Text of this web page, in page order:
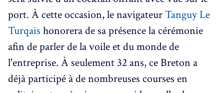
port. À cette occasion, le navigateurTanguy Le
Turqais honorera de sa présence la cérémonie
afin de parler de la voile et du monde de
l'entreprise. À seulement 32 ans, ce Breton a
déjà participé à de nombreuses courses en